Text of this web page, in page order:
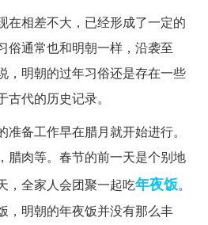
在相差不大，已经形成了一定的
俗通常也和明朝一样，沿袭至
，明朝的过年习俗还是存在一些
代的历史记录。
备工作早在腊月就开始进行。
腊肉等。春节的前一天是个别地
，全家人会团聚一起吃年夜饭。
，明朝的年夜饭并没有那么丰